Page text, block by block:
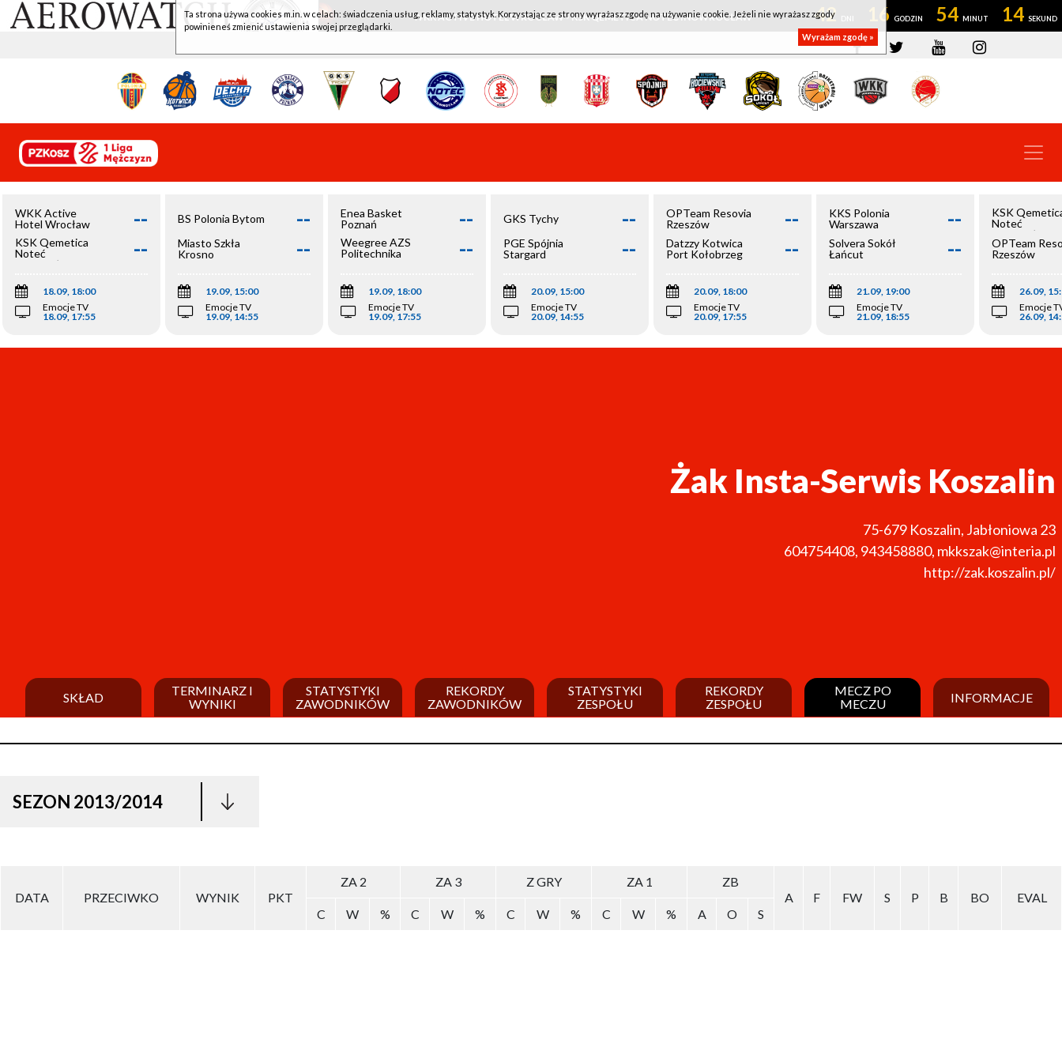
WKK ACTIVE HOTEL WROCŁAW - KSK QEMETICA NOTEĆ INOWROCŁAW 42 16 54 14
WKK Active
Hotel Wrocław
--
KSK Qemetica
Noteć
Inowrocław
--
18.09, 18:00
Emocje TV
18.09, 17:55
BS Polonia Bytom --
Miasto Szkła
Krosno
--
19.09, 15:00
Emocje TV
19.09, 14:55
Enea Basket
Poznań
--
Weegree AZS
Politechnika
--
19.09, 18:00
Emocje TV
19.09, 17:55
GKS Tychy --
PGE Spójnia
Stargard
--
20.09, 15:00
Emocje TV
20.09, 14:55
OPTeam Resovia
Rzeszów
--
Datzzy Kotwica
Port Kołobrzeg
--
20.09, 18:00
Emocje TV
20.09, 17:55
KKS Polonia
Warszawa
--
Solvera Sokół
Łańcut
--
21.09, 19:00
Emocje TV
21.09, 18:55
KSK
Noteć
Inowrocław
OPTeam
Rzeszów
26.09,
Emocje
26.09,
Żak Insta-Serwis Koszalin
75-679 Koszalin, Jabłoniowa 23
604754408, 943458880, mkkszak@interia.pl
http://zak.koszalin.pl/
SKŁAD
TERMINARZ I
WYNIKI
STATYSTYKI
ZAWODNIKÓW
REKORDY
ZAWODNIKÓW
STATYSTYKI
ZESPOŁU
REKORDY
ZESPOŁU
MECZ PO
MECZU
INFORMACJE
SEZON 2013/2014
DATA PRZECIWKO WYNIK PKT
ZA 2 ZA 3 Z GRY ZA 1
ZB
A
F FW S P B BO
EVAL
C
W % C W % C W % C W % A O S
Ta strona używa cookies m.in. w celach: świadczenia usług, reklamy, statystyk. Korzystając ze strony wyrażasz zgodę na używanie cookie. Jeżeli nie wyrażasz zgody
powinieneś zmienić ustawienia swojej przeglądarki.
Wyrażam zgodę »